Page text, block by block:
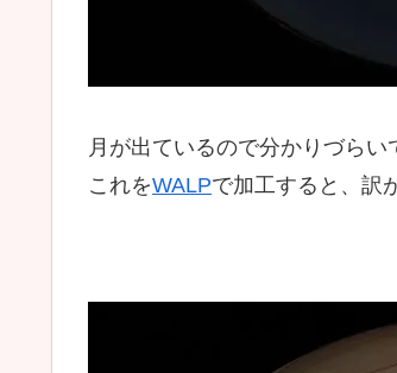
月が出ているので分かりづらい
これをWALPで加工すると、訳